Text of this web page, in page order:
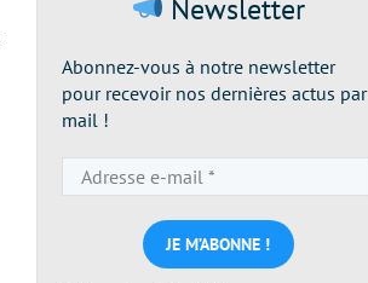
Newsletter
Abonnez-vous à notre newsletter
pour recevoir nos dernières actus par
mail !
e-
mail
*